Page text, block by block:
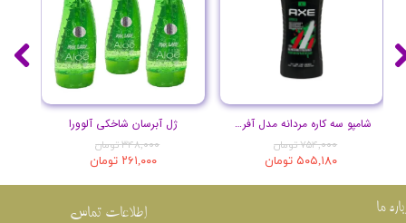
ژل آبرسان شاخکی آلوورا
۳۴۸,۰۰۰ تومان
۲۶۱,۰۰۰ تومان
شامپو سه کاره مردانه مدل آفریقا حجم 400 میل
۷۵۴,۰۰۰ تومان
۵۰۵,۱۸۰ تومان
ما اطلاعات تماس